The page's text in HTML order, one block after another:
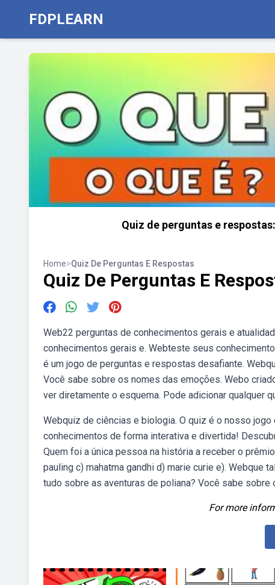
FDPLEARN
Quiz de perguntas e
Home>Quiz De Perguntas E Respostas
Quiz De Perguntas E
Web22 perguntas de conhecimentos gerais e
conhecimentos gerais e. Webteste seus
é um jogo de perguntas e respostas desafiante.
Você sabe sobre os nomes das emoções. Webo
ver diretamente o esquema. Pode adicionar qualquer
Webquiz de ciências e biologia. O quiz é o nosso
conhecimentos de forma interativa e divertida!
Quem foi a única pessoa na história a receber o
pauling c) mahatma gandhi d) marie curie e).
tudo sobre as aventuras de poliana? Você sabe sobre
For more